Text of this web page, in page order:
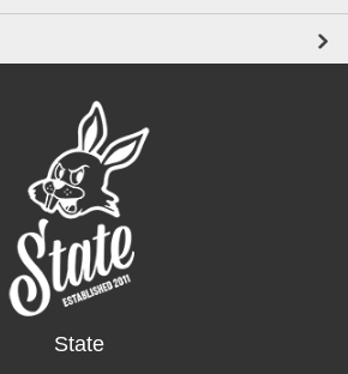
State